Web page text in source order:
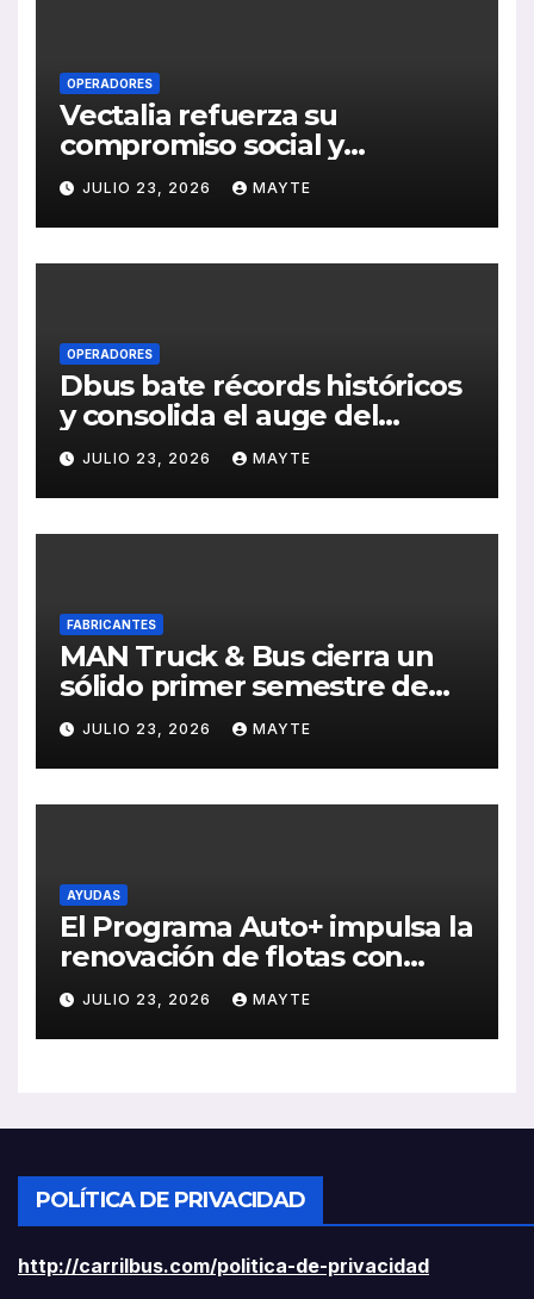
OPERADORES
Vectalia refuerza su
compromiso social y
medioambiental con la
publicación de su Memoria
de RSC 2025
JULIO 23, 2026 MAYTE
OPERADORES
Dbus bate récords históricos
y consolida el auge del
transporte público en San
Sebastián
JULIO 23, 2026 MAYTE
FABRICANTES
MAN Truck & Bus cierra un
sólido primer semestre de
2026 con crecimiento en
ventas, pedidos y
rentabilidad
JULIO 23, 2026 MAYTE
AYUDAS
El Programa Auto+ impulsa la
renovación de flotas con
ayudas a vehículos eléctricos
ligeros
JULIO 23, 2026 MAYTE
POLÍTICA DE PRIVACIDAD
http://carrilbus.com/politica-de-privacidad